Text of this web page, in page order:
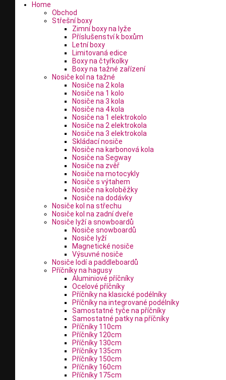
Home
Obchod
Střešní boxy
Zimní boxy na lyže
Příslušenství k boxům
Letní boxy
Limitovaná edice
Boxy na čtyřkolky
Boxy na tažné zařízení
Nosiče kol na tažné
Nosiče na 2 kola
Nosiče na 1 kolo
Nosiče na 3 kola
Nosiče na 4 kola
Nosiče na 1 elektrokolo
Nosiče na 2 elektrokola
Nosiče na 3 elektrokola
Skládací nosiče
Nosiče na karbonová kola
Nosiče na Segway
Nosiče na zvěř
Nosiče na motocykly
Nosiče s výtahem
Nosiče na koloběžky
Nosiče na dodávky
Nosiče kol na střechu
Nosiče kol na zadní dveře
Nosiče lyží a snowboardů
Nosiče snowboardů
Nosiče lyží
Magnetické nosiče
Výsuvné nosiče
Nosiče lodí a paddleboardů
Příčníky na hagusy
Aluminiové příčníky
Ocelové příčníky
Příčníky na klasické podélníky
Příčníky na integrované podélníky
Samostatné tyče na příčníky
Samostatné patky na příčníky
Příčníky 110cm
Příčníky 120cm
Příčníky 130cm
Příčníky 135cm
Příčníky 150cm
Příčníky 160cm
Příčníky 175cm